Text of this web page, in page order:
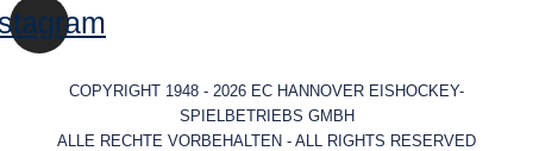
COPYRIGHT 1948 - 2026 EC HANNOVER EISHOCKEY-
SPIELBETRIEBS GMBH
ALLE RECHTE VORBEHALTEN - ALL RIGHTS RESERVED